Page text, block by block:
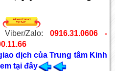
Viber/Zalo:0916.31.0606 -
dịch của Trung tâm Kinh
tại đây